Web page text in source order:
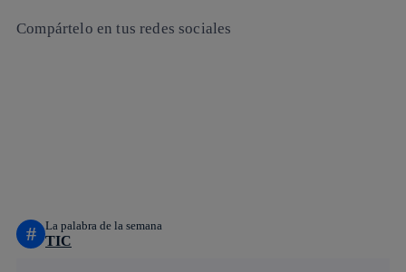
Compártelo en tus redes sociales
# La palabra de la semana
TIC